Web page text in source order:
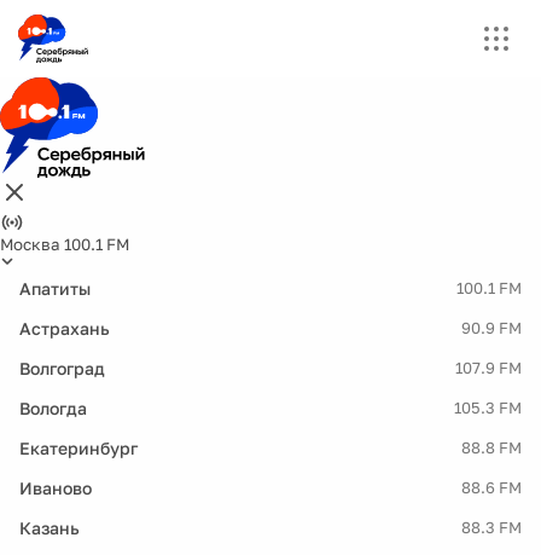
Москва 100.1 FM
Апатиты 100.1 FM
Астрахань 90.9 FM
Волгоград 107.9 FM
Вологда 105.3 FM
Екатеринбург 88.8 FM
Иваново 88.6 FM
Казань 88.3 FM